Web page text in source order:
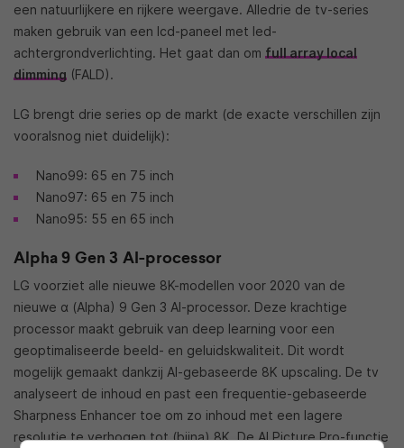
een natuurlijkere en rijkere weergave. Alledrie de tv-series
maken gebruik van een lcd-paneel met led-
achtergrondverlichting. Het gaat dan om full array local
dimming (FALD).
LG brengt drie series op de markt (de exacte verschillen zijn
vooralsnog niet duidelijk):
Nano99: 65 en 75 inch
Nano97: 65 en 75 inch
Nano95: 55 en 65 inch
Alpha 9 Gen 3 AI-processor
LG voorziet alle nieuwe 8K-modellen voor 2020 van de
nieuwe α (Alpha) 9 Gen 3 AI-processor. Deze krachtige
processor maakt gebruik van deep learning voor een
geoptimaliseerde beeld- en geluidskwaliteit. Dit wordt
mogelijk gemaakt dankzij AI-gebaseerde 8K upscaling. De tv
analyseert de inhoud en past een frequentie-gebaseerde
Sharpness Enhancer toe om zo inhoud met een lagere
resolutie te verhogen tot (bijna) 8K. De AI Picture Pro-functie